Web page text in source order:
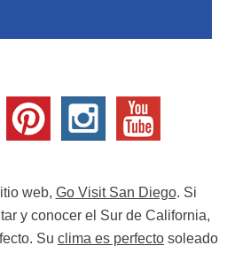
web, Go Visit San Diego. Si
y conocer el Sur de California,
Su clima es perfecto soleado